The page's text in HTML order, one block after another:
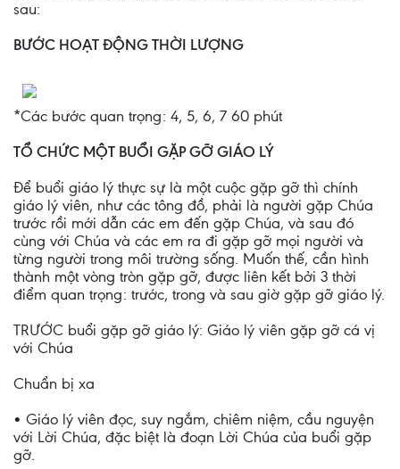
sau:
BƯỚC HOẠT ĐỘNG THỜI LƯỢNG
*Các bước quan trọng: 4, 5, 6, 7 60 phút
TỔ CHỨC MỘT BUỔI GẶP GỠ GIÁO LÝ
Để buổi giáo lý thực sự là một cuộc gặp gỡ thì chính
giáo lý viên, như các tông đồ, phải là người gặp Chúa
trước rồi mới dẫn các em đến gặp Chúa, và sau đó
cùng với Chúa và các em ra đi gặp gỡ mọi người và
từng người trong môi trường sống. Muốn thế, cần hình
thành một vòng tròn gặp gỡ, được liên kết bởi 3 thời
điểm quan trọng: trước, trong và sau giờ gặp gỡ giáo lý.
TRƯỚC buổi gặp gỡ giáo lý: Giáo lý viên gặp gỡ cá vị
với Chúa
Chuẩn bị xa
• Giáo lý viên đọc, suy ngắm, chiêm niệm, cầu nguyện
với Lời Chúa, đặc biệt là đoạn Lời Chúa của buổi gặp
gỡ.